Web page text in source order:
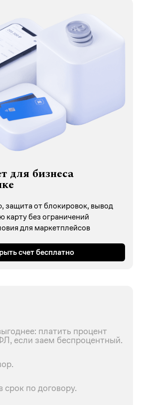
для бизнеса
защита от блокировок, вывод
карту без ограничений
для маркетплейсов
счет бесплатно
платить процент
если заем беспроцентный.
срок по договору.